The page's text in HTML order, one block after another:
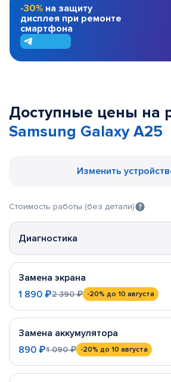
-30% на защиту
дисплея при ремонте
смартфона
Доступные цены на
Samsung Galaxy A25
Изменить
Стоимость работы (без детали)
Диагностика
Замена экрана
1 890 ₽2 390 ₽ -20% до 10 августа
Замена аккумулятора
890 ₽1 090 ₽ -20% до 10 августа